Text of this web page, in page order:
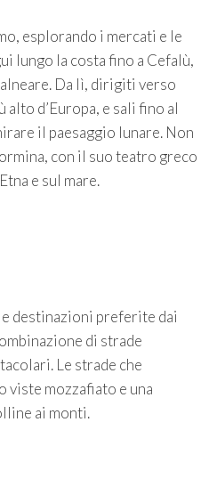
esplorando i mercati e le
lungo la costa fino a Cefalù,
Da lì, dirigiti verso
alto d’Europa, e sali fino al
il paesaggio lunare. Non
con il suo teatro greco
e sul mare.
destinazioni preferite dai
di strade
Le strade che
mozzafiato e una
ai monti.